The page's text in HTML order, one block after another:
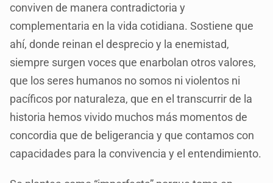
conviven de manera contradictoria y
complementaria en la vida cotidiana. Sostiene que
ahí, donde reinan el desprecio y la enemistad,
siempre surgen voces que enarbolan otros valores,
que los seres humanos no somos ni violentos ni
pacíficos por naturaleza, que en el transcurrir de la
historia hemos vivido muchos más momentos de
concordia que de beligerancia y que contamos con
capacidades para la convivencia y el entendimiento.